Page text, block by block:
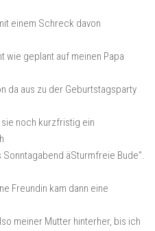
einem Schreck davon
wie geplant auf meinen Papa
da aus zu der Geburtstagsparty
noch kurzfristig ein
äSturmfreie Bude”.
Freundin kam dann eine
meiner Mutter hinterher, bis ich